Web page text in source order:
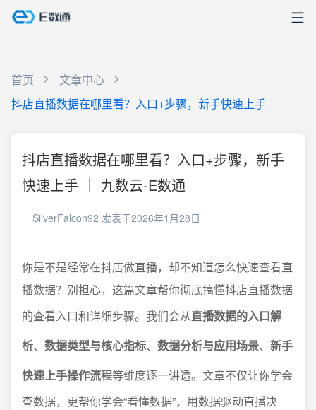
首页
文章中心
抖店直播数据在哪里看？入口+步骤，新手快速上手
抖店直播数据在哪里看？入口+步骤，新手
快速上手 ｜ 九数云-E数通
SilverFalcon92 发表于2026年1月28日
你是不是经常在抖店做直播，却不知道怎么快速查看直
播数据？别担心，这篇文章帮你彻底搞懂抖店直播数据
的查看入口和详细步骤。我们会从直播数据的入口解
析、 数据类型与核心指标、 数据分析与应用场景、 新手
快速上手操作流程等维度逐一讲透。文章不仅让你学会
查数据，更帮你学会“看懂数据”，用数据驱动直播决